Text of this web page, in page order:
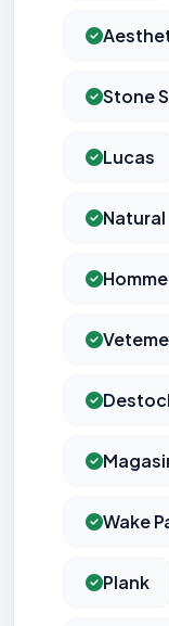
Stone
Lucas
Natural
Homme
Wake
Plank